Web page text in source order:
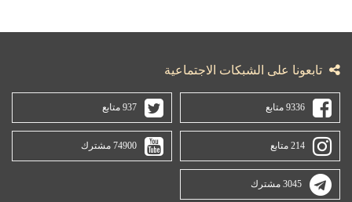
تابعونا على الشبكات الاجتماعية
9336 متابع 937 متابع
214 متابع 74900 مشترك
3045 مشترك